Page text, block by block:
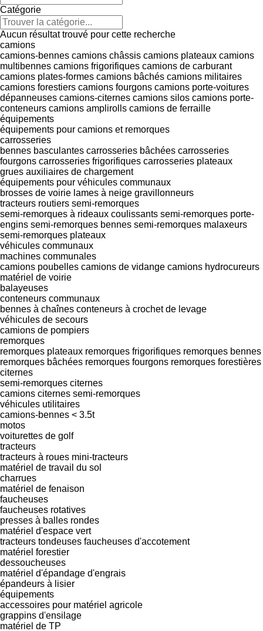
Catégorie
Aucun résultat trouvé pour cette recherche
camions
camions-bennes camions châssis camions plateaux camions
multibennes camions frigorifiques camions de carburant
camions plates-formes camions bâchés camions militaires
camions forestiers camions fourgons camions porte-voitures
dépanneuses camions-citernes camions silos camions porte-
conteneurs camions amplirolls camions de ferraille
équipements
équipements pour camions et remorques
carrosseries
bennes basculantes carrosseries bâchées carrosseries
fourgons carrosseries frigorifiques carrosseries plateaux
grues auxiliaires de chargement
équipements pour véhicules communaux
brosses de voirie lames à neige gravillonneurs
tracteurs routiers semi-remorques
semi-remorques à rideaux coulissants semi-remorques porte-
engins semi-remorques bennes semi-remorques malaxeurs
semi-remorques plateaux
véhicules communaux
machines communales
camions poubelles camions de vidange camions hydrocureurs
matériel de voirie
balayeuses
conteneurs communaux
bennes à chaînes conteneurs à crochet de levage
véhicules de secours
camions de pompiers
remorques
remorques plateaux remorques frigorifiques remorques bennes
remorques bâchées remorques fourgons remorques forestières
citernes
semi-remorques citernes
camions citernes semi-remorques
véhicules utilitaires
camions-bennes < 3.5t
motos
voiturettes de golf
tracteurs
tracteurs à roues mini-tracteurs
matériel de travail du sol
charrues
matériel de fenaison
faucheuses
faucheuses rotatives
presses à balles rondes
matériel d'espace vert
tracteurs tondeuses faucheuses d'accotement
matériel forestier
dessoucheuses
matériel d'épandage d'engrais
épandeurs à lisier
équipements
accessoires pour matériel agricole
grappins d'ensilage
matériel de TP